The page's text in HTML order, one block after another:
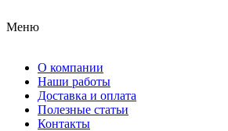
Меню
О компании
Наши работы
Доставка и оплата
Полезные статьи
Контакты